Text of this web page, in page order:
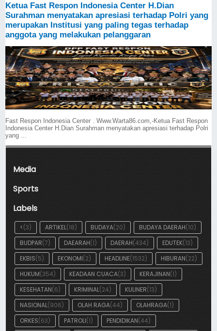
Ketua Fast Respon Indonesia Center H.Dian
Surahman menyatakan apresiasi terhadap Polri yang
merupakan Institusi yang paling tegas terhadap
anggota yang melakukan pelanggaran
Fast Respon Indonesia Center . Www.Warta86.com,-Ketua Fast Respon
Indonesia Center H.Dian Surahman menyatakan apresiasi terhadap Polri
yang ...
Media
Sports
Labels
<(3) ARTIKEL(18) BUDAYA(20) BUDAYA DAERAH(10)
BUDPAR(7) DAEARAH(1) DAERAH(434) EDUTEK(13)
EKBIS(5) EKONOMI(2) HEADLINE(1532) HIBURAN(22)
HUKUM(354) KEADAAN CUACA(3) KERAJINAN(1)
KESEHATAN(6) KRIMINAL(24) KULINER(13)
NASIONAL(906) OLAH RAGA(44) OLAHRAGA(1)
ORKES(63) PATROLI(1) PENDIDIKAN(44)